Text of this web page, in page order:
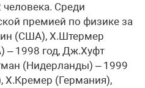
Среди
премией по физике за
(США), Х.Штермер
– 1998 год, Дж.Хуфт
(Нидерланды) – 1999
Х.Кремер (Германия),